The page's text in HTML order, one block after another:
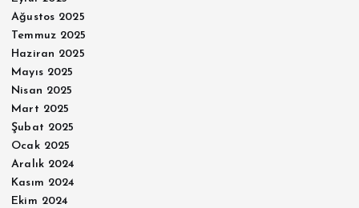
Ağustos 2025
Temmuz 2025
Haziran 2025
Mayıs 2025
Nisan 2025
Mart 2025
Şubat 2025
Ocak 2025
Aralık 2024
Kasım 2024
Ekim 2024